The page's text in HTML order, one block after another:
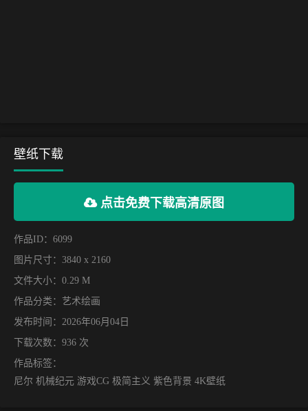
壁纸下载
点击免费下载高清原图
作品ID：6099
图片尺寸：3840 x 2160
文件大小：0.29 M
作品分类： 艺术绘画
发布时间：2026年06月04日
下载次数：936 次
作品标签：
尼尔 机械纪元 游戏CG 极简主义 紫色背景 4K壁纸